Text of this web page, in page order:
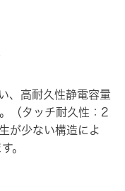
、高耐久性静電容量
（タッチ耐久性：2
が少ない構造によ
。